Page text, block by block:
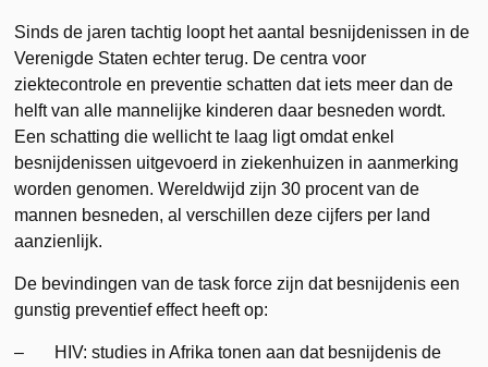
Sinds de jaren tachtig loopt het aantal besnijdenissen in de
Verenigde Staten echter terug. De centra voor
ziektecontrole en preventie schatten dat iets meer dan de
helft van alle mannelijke kinderen daar besneden wordt.
Een schatting die wellicht te laag ligt omdat enkel
besnijdenissen uitgevoerd in ziekenhuizen in aanmerking
worden genomen. Wereldwijd zijn 30 procent van de
mannen besneden, al verschillen deze cijfers per land
aanzienlijk.
De bevindingen van de task force zijn dat besnijdenis een
gunstig preventief effect heeft op:
– HIV: studies in Afrika tonen aan dat besnijdenis de